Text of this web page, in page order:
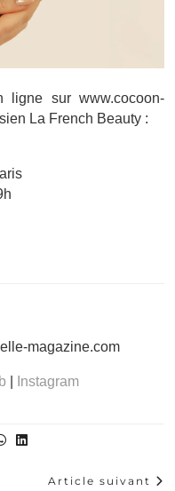
ligne sur www.cocoon-
La French Beauty :
magazine.com
Instagram
Article suivant